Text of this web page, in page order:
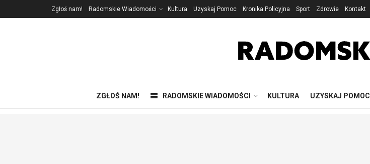
Zgłoś nam! Radomskie Wiadomości Kultura Uzyskaj Pomoc Kronika Policyjna Sport Zdrowie Kontakt
ZGŁOŚ NAM! RADOMSKIE WIADOMOŚCI KULTURA UZYSKAJ POMOC